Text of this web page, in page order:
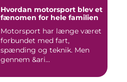
Hvordan motorsport blev et
fænomen for hele familien
Motorsport har længe været
forbundet med fart,
spænding og teknik. Men
gennem &ari...